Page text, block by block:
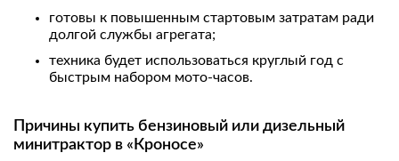
готовы к повышенным стартовым затратам ради
долгой службы агрегата;
техника будет использоваться круглый год с
быстрым набором мото-часов.
Причины купить бензиновый или дизельный
минитрактор в «Кроносе»